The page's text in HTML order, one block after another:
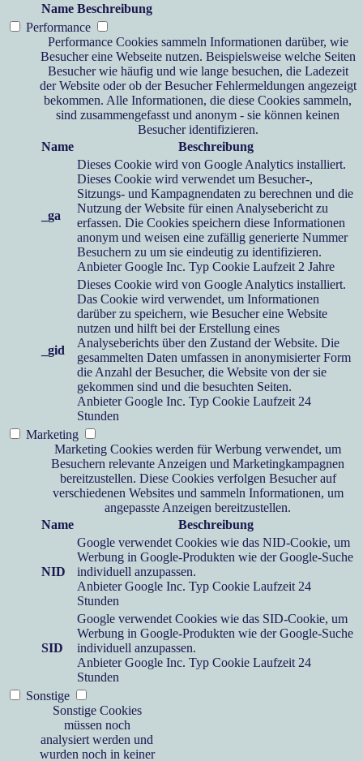
Name Beschreibung
Performance
Performance Cookies sammeln Informationen darüber, wie
Besucher eine Webseite nutzen. Beispielsweise welche Seiten
Besucher wie häufig und wie lange besuchen, die Ladezeit
der Website oder ob der Besucher Fehlermeldungen angezeigt
bekommen. Alle Informationen, die diese Cookies sammeln,
sind zusammengefasst und anonym - sie können keinen
Besucher identifizieren.
Name
Beschreibung
_ga
Dieses Cookie wird von Google Analytics installiert.
Dieses Cookie wird verwendet um Besucher-,
Sitzungs- und Kampagnendaten zu berechnen und die
Nutzung der Website für einen Analysebericht zu
erfassen. Die Cookies speichern diese Informationen
anonym und weisen eine zufällig generierte Nummer
Besuchern zu um sie eindeutig zu identifizieren.
Anbieter Google Inc. Typ Cookie Laufzeit 2 Jahre
_gid
Dieses Cookie wird von Google Analytics installiert.
Das Cookie wird verwendet, um Informationen
darüber zu speichern, wie Besucher eine Website
nutzen und hilft bei der Erstellung eines
Analyseberichts über den Zustand der Website. Die
gesammelten Daten umfassen in anonymisierter Form
die Anzahl der Besucher, die Website von der sie
gekommen sind und die besuchten Seiten.
Anbieter Google Inc. Typ Cookie Laufzeit 24
Stunden
Marketing
Marketing Cookies werden für Werbung verwendet, um
Besuchern relevante Anzeigen und Marketingkampagnen
bereitzustellen. Diese Cookies verfolgen Besucher auf
verschiedenen Websites und sammeln Informationen, um
angepasste Anzeigen bereitzustellen.
Name
Beschreibung
NID
Google verwendet Cookies wie das NID-Cookie, um
Werbung in Google-Produkten wie der Google-Suche
individuell anzupassen.
Anbieter Google Inc. Typ Cookie Laufzeit 24
Stunden
SID
Google verwendet Cookies wie das SID-Cookie, um
Werbung in Google-Produkten wie der Google-Suche
individuell anzupassen.
Anbieter Google Inc. Typ Cookie Laufzeit 24
Stunden
Sonstige
Sonstige Cookies
müssen noch
analysiert werden und
wurden noch in keiner